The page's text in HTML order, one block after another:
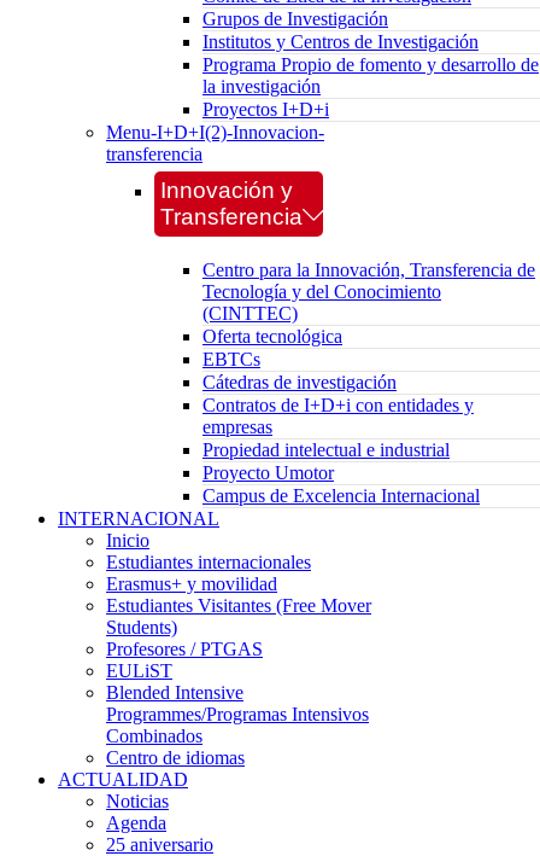
Grupos de Investigación
Institutos y Centros de Investigación
Programa Propio de fomento y desarrollo de
la investigación
Proyectos I+D+i
Menu-I+D+I(2)-Innovacion-
transferencia
Innovación y
Transferencia
Centro para la Innovación, Transferencia de
Tecnología y del Conocimiento
(CINTTEC)
Oferta tecnológica
EBTCs
Cátedras de investigación
Contratos de I+D+i con entidades y
empresas
Propiedad intelectual e industrial
Proyecto Umotor
Campus de Excelencia Internacional
INTERNACIONAL
Inicio
Estudiantes internacionales
Erasmus+ y movilidad
Estudiantes Visitantes (Free Mover
Students)
Profesores / PTGAS
EULiST
Blended Intensive
Programmes/Programas Intensivos
Combinados
Centro de idiomas
ACTUALIDAD
Noticias
Agenda
25 aniversario